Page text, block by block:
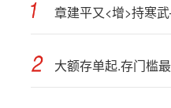
章建平又<增>持寒